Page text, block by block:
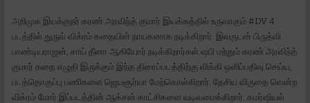
அறிமுக இயக்குநர் கரண் அரவிந்த் குமார் இயக்கத்தில் உருவாகும் #DV 4
படத்தில் துருவ் விக்ரம் கதையின் நாயகனாக நடிக்கிறார். இவருடன் பிருத்வி
பாண்டியராஜன், சாய் தீனா ஆகியோர் நடிக்கிறார்கள்.ஷபி மற்றும் கரண் அரவிந்த்
குமார் கதை எழுதி இருக்கும் இந்த திரைப்படத்திற்கு விக்கி ஒளிப்பதிவு செய்ய,
படத்தொகுப்பு பணிகளை ஜெயசூர்யா மேற்கொள்கிறார். தேசிய விருதை வென்ற
விக்ரம் மோர் இப்படத்தின் ஆக்சன் காட்சிகளை வடிவமைக்கிறார். கமர்ஷியல்